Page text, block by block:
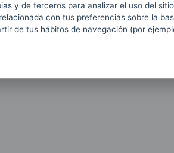
y de terceros para analizar el uso del
con tus preferencias sobre la
de tus hábitos de navegación (por